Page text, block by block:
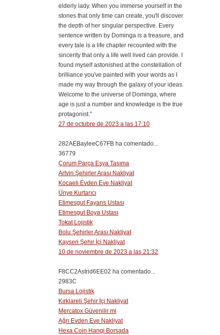
elderly lady. When you immerse yourself in the
stories that only time can create, you'll discover
the depth of her singular perspective. Every
sentence written by Dominga is a treasure, and
every tale is a life chapter recounted with the
sincerity that only a life well lived can provide. I
found myself astonished at the constellation of
brilliance you've painted with your words as I
made my way through the galaxy of your ideas.
Welcome to the universe of Dominga, where
age is just a number and knowledge is the true
protagonist."
27 de octubre de 2023 a las 17:10
282AEBayleeC67FB ha comentado...
36779
Çorum Parça Eşya Taşıma
Artvin Şehirler Arası Nakliyat
Kocaeli Evden Eve Nakliyat
Ünye Kurtarıcı
Etimesgut Fayans Ustası
Etimesgut Boya Ustası
Tokat Lojistik
Bolu Şehirler Arası Nakliyat
Kayseri Şehir İçi Nakliyat
10 de noviembre de 2023 a las 21:32
F8CC2Astrid6EE02 ha comentado...
2983C
Bursa Lojistik
Kırklareli Şehir İçi Nakliyat
Mercatox Güvenilir mi
Ağrı Evden Eve Nakliyat
Hexa Coin Hangi Borsada